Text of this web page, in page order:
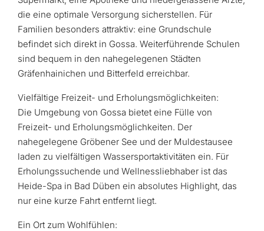
die eine optimale Versorgung sicherstellen. Für
Familien besonders attraktiv: eine Grundschule
befindet sich direkt in Gossa. Weiterführende Schulen
sind bequem in den nahegelegenen Städten
Gräfenhainichen und Bitterfeld erreichbar.
Vielfältige Freizeit- und Erholungsmöglichkeiten:
Die Umgebung von Gossa bietet eine Fülle von
Freizeit- und Erholungsmöglichkeiten. Der
nahegelegene Gröbener See und der Muldestausee
laden zu vielfältigen Wassersportaktivitäten ein. Für
Erholungssuchende und Wellnessliebhaber ist das
Heide-Spa in Bad Düben ein absolutes Highlight, das
nur eine kurze Fahrt entfernt liegt.
Ein Ort zum Wohlfühlen: